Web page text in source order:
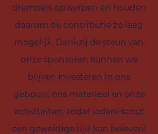
drempels opwerpen en houden
daarom de contributie zo laag
mogelijk. Dankzij de steun van
onze sponsoren kunnen we
blijven investeren in ons
gebouw, ons materieel en onze
activiteiten, zodat iedere scout
een geweldige tijd kan beleven!